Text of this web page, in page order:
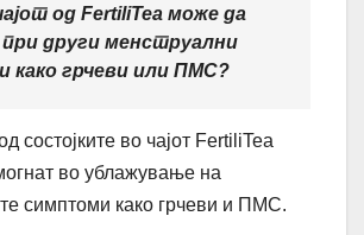
од FertiliTea може да
други менструални
како грчеви или ПМС?
состојките во чајот FertiliTea
во ублажување на
симптоми како грчеви и ПМС.